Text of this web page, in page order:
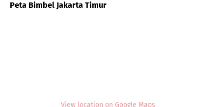
Peta Bimbel Jakarta Timur
View location on Google Maps